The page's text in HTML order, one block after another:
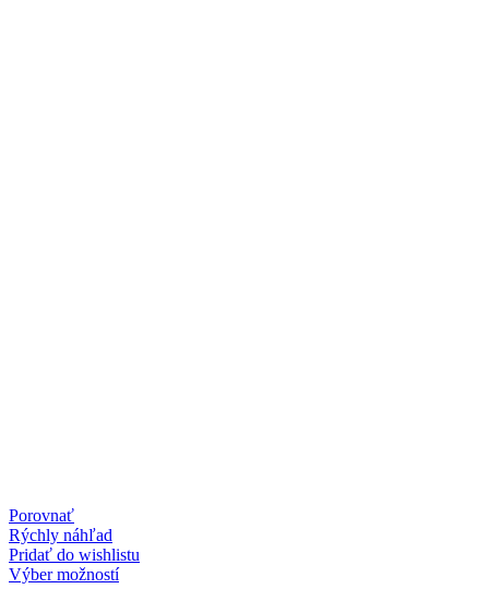
Porovnať
Rýchly náhľad
Pridať do wishlistu
Výber možnostíTento